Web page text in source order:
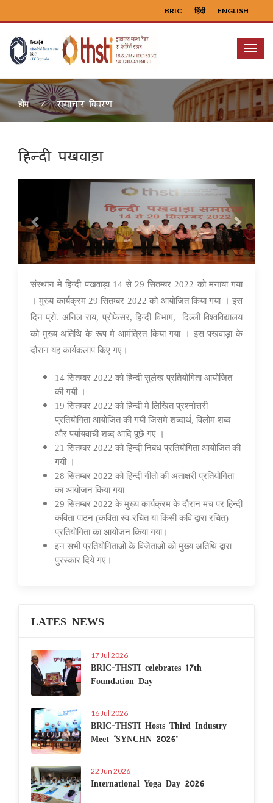
ENGLISH
हिंदी
BRIC
Menu
होम समाचार विवरण
हिन्दी पखवाड़ा
Previous Next
07 Oct 2022
संस्थान मे हिन्दी पखवाड़ा 14 से 29 सितम्बर 2022 को मनाया गया
। मुख्य कार्यक्रम 29 सितम्बर 2022 को आयोजित किया गया । इस
दिन प्रो. अनिल राय, प्रोफेसर, हिन्दी विभाग, दिल्ली विश्वविद्यालय
को मुख्य अतिथि के रूप मे आमंत्रित किया गया । इस पखवाड़ा के
दौरान यह कार्यकलाप किए गए।
14 सितम्बर 2022 को हिन्दी सुलेख प्रतियोगिता आयोजित
की गयी ।
19 सितम्बर 2022 को हिन्दी मे लिखित प्रश्नोत्तरी
प्रतियोगिता आयोजित की गयी जिसमे शब्दार्थ, विलोम शब्द
और पर्यायवाची शब्द आदि पूछे गए ।
21 सितम्बर 2022 को हिन्दी निबंध प्रतियोगिता आयोजित की
गयी ।
28 सितम्बर 2022 को हिन्दी गीतो की अंताक्षरी प्रतियोगिता
का आयोजन किया गया
29 सितम्बर 2022 के मुख्य कार्यक्रम के दौरान मंच पर हिन्दी
कविता पाठन (कविता स्व-रचित या किसी कवि द्वारा रचित)
प्रतियोगिता का आयोजन किया गया।
इन सभी प्रतियोगिताओ के विजेताओ को मुख्य अतिथि द्वारा
पुरस्कार दिये गए।
LATES NEWS
17 Jul 2026
BRIC-THSTI celebrates 17th
Foundation Day
16 Jul 2026
BRIC-THSTI Hosts Third Industry
Meet ‘SYNCHN 2026’
22 Jun 2026
International Yoga Day 2026